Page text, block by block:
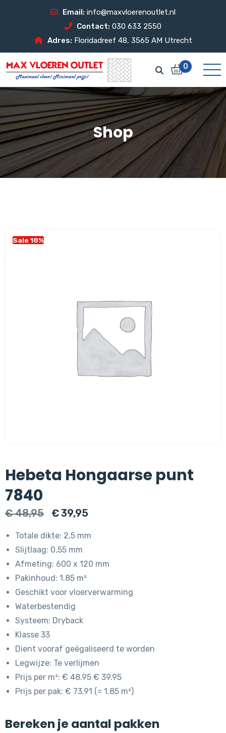
Email: info@maxvloerenoutlet.nl
Contact: 030 633 2550
Adres: Floridadreef 48, 3565 AM Utrecht
0
Shop
Sale 18%
Hebeta Hongaarse punt
7840
€48,95
Oorspronkelijke
€ 48,95.
€39,95
€ 39,95.
Totale dikte: 2,5 mm
Slijtlaag: 0,55 mm
Afmeting: 600 x 120 mm
Pakinhoud: 1.85 m²
Geschikt voor vloerverwarming
Waterbestendig
Systeem: Dryback
Klasse 33
Dient vooraf geëgaliseerd te worden
Legwijze: Te verlijmen
Prijs per m²: € 48.95 € 39.95
Prijs per pak: € 73.91 (= 1.85 m²)
Bereken je aantal pakken